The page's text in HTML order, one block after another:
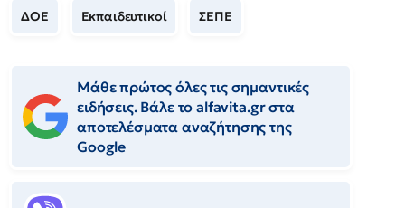
ΔΟΕ Εκπαιδευτικοί ΣΕΠΕ
Μάθε πρώτος όλες τις σημαντικές
ειδήσεις. Βάλε το alfavita.gr στα
αποτελέσματα αναζήτησης της
Google